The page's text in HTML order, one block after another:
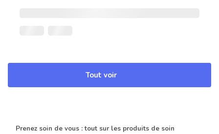
Tout voir
Prenez soin de vous : tout sur les produits de soin